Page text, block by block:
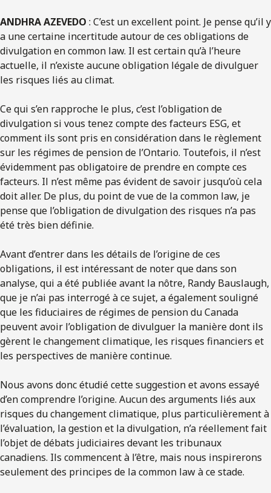
ANDHRA AZEVEDO : C’est un excellent point. Je pense qu’il y
a une certaine incertitude autour de ces obligations de
divulgation en common law. Il est certain qu’à l’heure
actuelle, il n’existe aucune obligation légale de divulguer
les risques liés au climat.
Ce qui s’en rapproche le plus, c’est l’obligation de
divulgation si vous tenez compte des facteurs ESG, et
comment ils sont pris en considération dans le règlement
sur les régimes de pension de l’Ontario. Toutefois, il n’est
évidemment pas obligatoire de prendre en compte ces
facteurs. Il n’est même pas évident de savoir jusqu’où cela
doit aller. De plus, du point de vue de la common law, je
pense que l’obligation de divulgation des risques n’a pas
été très bien définie.
Avant d’entrer dans les détails de l’origine de ces
obligations, il est intéressant de noter que dans son
analyse, qui a été publiée avant la nôtre, Randy Bauslaugh,
que je n’ai pas interrogé à ce sujet, a également souligné
que les fiduciaires de régimes de pension du Canada
peuvent avoir l’obligation de divulguer la manière dont ils
gèrent le changement climatique, les risques financiers et
les perspectives de manière continue.
Nous avons donc étudié cette suggestion et avons essayé
d’en comprendre l’origine. Aucun des arguments liés aux
risques du changement climatique, plus particulièrement à
l’évaluation, la gestion et la divulgation, n’a réellement fait
l’objet de débats judiciaires devant les tribunaux
canadiens. Ils commencent à l’être, mais nous inspirerons
seulement des principes de la common law à ce stade.